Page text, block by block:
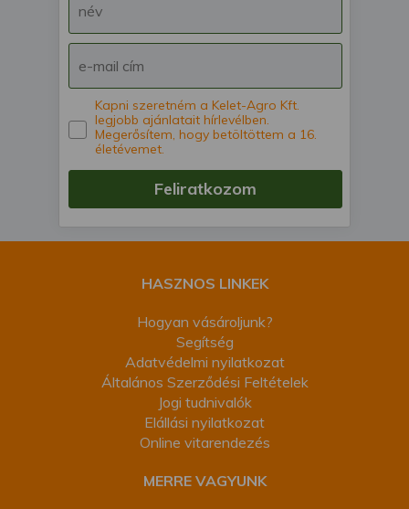
Kapni szeretném a Kelet-Agro Kft.
legjobb ajánlatait hírlevélben.
Megerősítem, hogy betöltöttem a 16.
életévemet.
Feliratkozom
HASZNOS LINKEK
Hogyan vásároljunk?
Segítség
Adatvédelmi nyilatkozat
Általános Szerződési Feltételek
Jogi tudnivalók
Elállási nyilatkozat
Online vitarendezés
MERRE VAGYUNK